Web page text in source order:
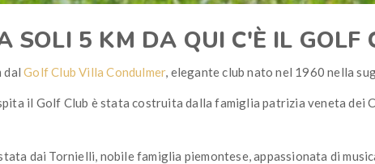
SOLI 5 KM DA QUI C'È IL GOLF
dalGolf Club Villa Condulmer, elegante club nato nel 1960 nella
il Golf Club è stata costruita dalla famiglia patrizia veneta dei
dai Tornielli, nobile famiglia piemontese, appassionata di